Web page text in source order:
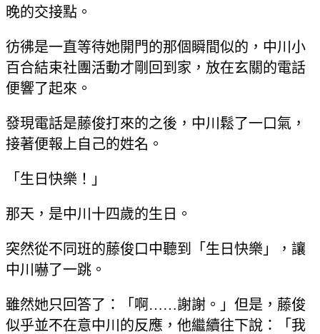
晚的交接點。
彷彿是一直等待她開門的那個瞬間似的，中川小
百合結束社團活動才剛回到家，放在玄關的電話
便響了起來。
發現電話是藤俊打來的之後，中川鬆了一口氣，
接著便報上自己的姓名。
「生日快樂！」
那天，是中川十四歲的生日。
突然從不同班的藤俊口中聽到「生日快樂」，讓
中川嚇了一跳。
雖然她只回答了：「啊……謝謝。」但是，藤俊
似乎並不在意中川的反應，他繼續往下說：「我